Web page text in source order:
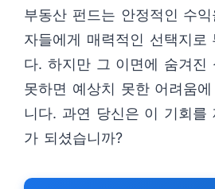
부동산 펀드는 안정적인 수
자들에게 매력적인 선택지로
다. 하지만 그 이면에 숨겨진
못하면 예상치 못한 어려움
니다. 과연 당신은 이 기회를
가 되셨습니까?